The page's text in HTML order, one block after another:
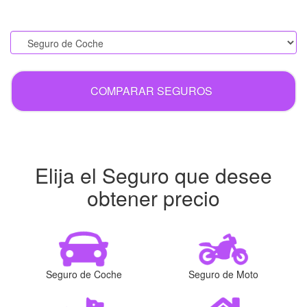
COMPARAR SEGUROS
Elija el Seguro que desee
obtener precio
Seguro de Coche Seguro de Moto